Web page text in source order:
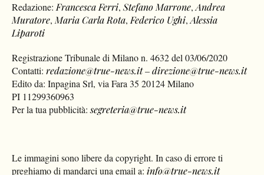
Redazione: Francesca Ferri,Stefano Marrone,Andrea
Muratore, Maria Carla Rota, Federico Ughi,Alessia
Liparoti
Registrazione Tribunale di Milano n. 4632 del 03/06/2020
Contatti:redazione@true-news.it–direzione@true-news.it
Edito da: Inpagina Srl, via Fara 35 20124 Milano
PI 11299360963
Per la tua pubblicità:segreteria@true-news.it
Le immagini sono libere da copyright. In caso di errore ti
preghiamo di mandarci una email a: info@true-news.it